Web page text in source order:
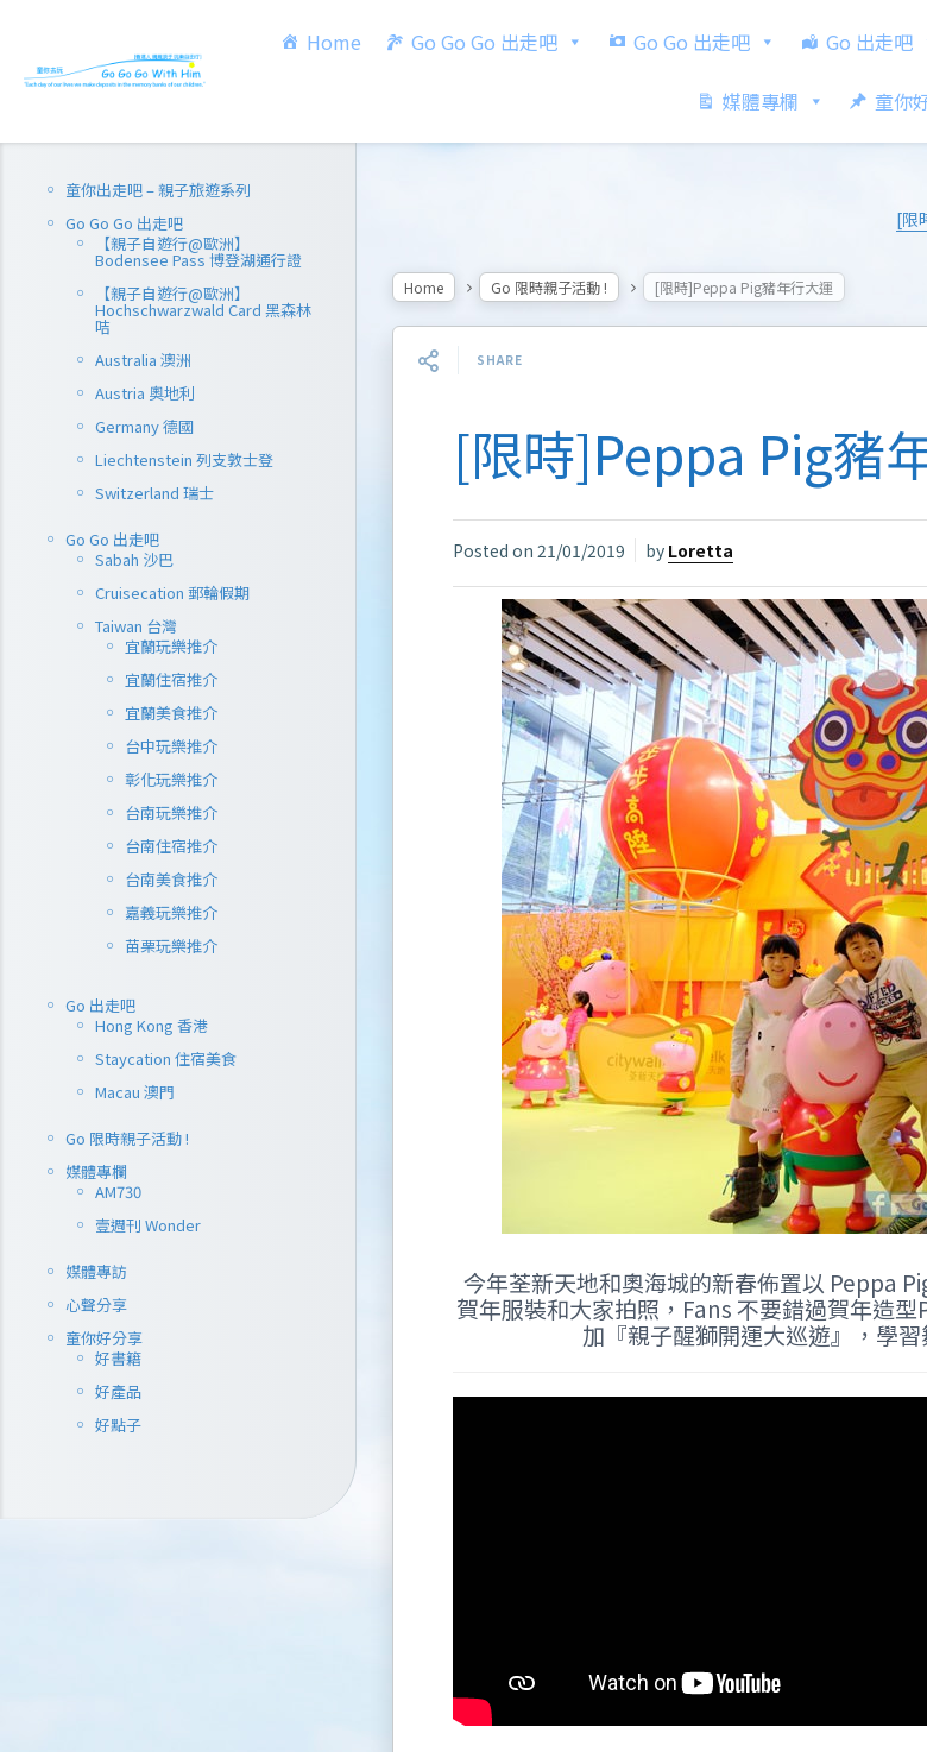
Home Go Go Go 出走吧 Go Go 出走吧 Go 出走吧
媒體專欄 童你
童你出走吧 – 親子旅遊系列
Go Go Go 出走吧
【親子自遊行@歐洲】
Bodensee Pass 博登湖通行證
【親子自遊行@歐洲】
Hochschwarzwald Card 黑森林
咭
Australia 澳洲
Austria 奧地利
Germany 德國
Liechtenstein 列支敦士登
Switzerland 瑞士
Go Go 出走吧
Sabah 沙巴
Cruisecation 郵輪假期
Taiwan 台灣
宜蘭玩樂推介
宜蘭住宿推介
宜蘭美食推介
台中玩樂推介
彰化玩樂推介
台南玩樂推介
台南住宿推介
台南美食推介
嘉義玩樂推介
苗栗玩樂推介
Go 出走吧
Hong Kong 香港
Staycation 住宿美食
Macau 澳門
Go 限時親子活動 !
媒體專欄
AM730
壹週刊 Wonder
媒體專訪
心聲分享
童你好分享
好書籍
好產品
好點子
[限
Home Go 限時親子活動 ! [限時]Peppa Pig豬年行大運
SHARE
[限時]Peppa Pig豬
Posted on 21/01/2019 by Loretta
今年荃新天地和奧海城的新春佈置以 Peppa
賀年服裝和大家拍照，Fans 不要錯過賀年造
加『親子醒獅開運大巡遊』，學